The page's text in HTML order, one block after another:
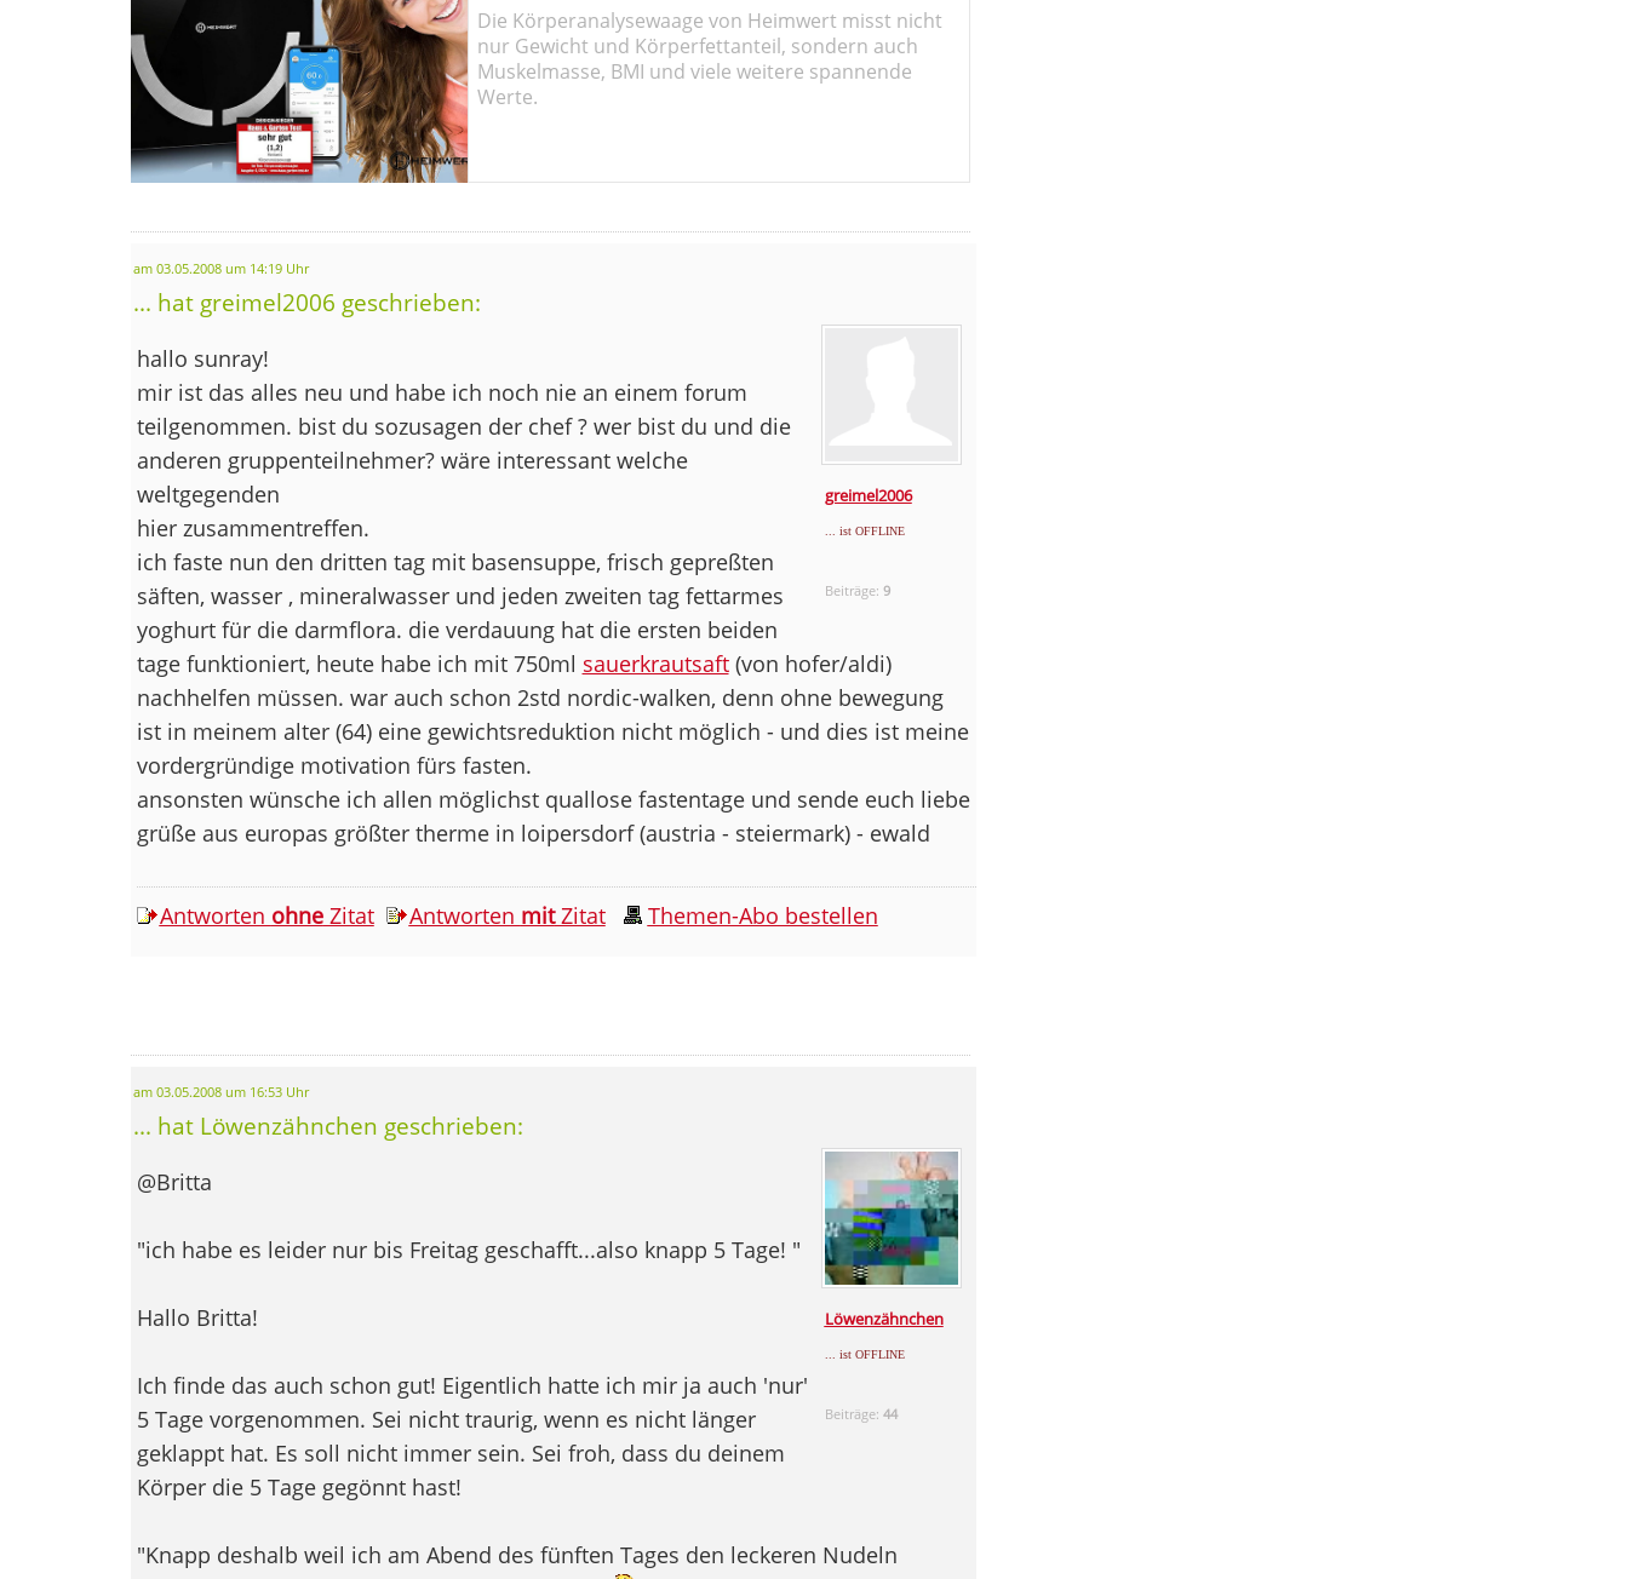
Die Körperanalysewaage von Heimwert misst nicht
nur Gewicht und Körperfettanteil, sondern auch
Muskelmasse, BMI und viele weitere spannende
Werte.
am 03.05.2008 um 14:19 Uhr
... hat greimel2006 geschrieben:
greimel2006
... ist OFFLINE
Beiträge: 9
hallo sunray!
mir ist das alles neu und habe ich noch nie an einem forum
teilgenommen. bist du sozusagen der chef ? wer bist du und die
anderen gruppenteilnehmer? wäre interessant welche
weltgegenden
hier zusammentreffen.
ich faste nun den dritten tag mit basensuppe, frisch gepreßten
säften, wasser , mineralwasser und jeden zweiten tag fettarmes
yoghurt für die darmflora. die verdauung hat die ersten beiden
tage funktioniert, heute habe ich mit 750ml sauerkrautsaft(von hofer/aldi)
nachhelfen müssen. war auch schon 2std nordic-walken, denn ohne bewegung
ist in meinem alter (64) eine gewichtsreduktion nicht möglich - und dies ist meine
vordergründige motivation fürs fasten.
ansonsten wünsche ich allen möglichst quallose fastentage und sende euch liebe
grüße aus europas größter therme in loipersdorf (austria - steiermark) - ewald
Antworten ohneZitat Antworten mitZitat Themen-Abo bestellen
am 03.05.2008 um 16:53 Uhr
... hat Löwenzähnchen geschrieben:
Löwenzähnchen
... ist OFFLINE
Beiträge: 44
@Britta
"ich habe es leider nur bis Freitag geschafft...also knapp 5 Tage! "
Hallo Britta!
Ich finde das auch schon gut! Eigentlich hatte ich mir ja auch 'nur'
5 Tage vorgenommen. Sei nicht traurig, wenn es nicht länger
geklappt hat. Es soll nicht immer sein. Sei froh, dass du deinem
Körper die 5 Tage gegönnt hast!
"Knapp deshalb weil ich am Abend des fünften Tages den leckeren Nudeln